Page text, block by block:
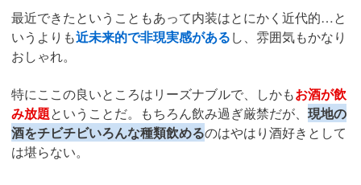
最近できたということもあって内装はとにかく近代的…と
いうよりも近未来的で非現実感があるし、雰囲気もかなり
おしゃれ。
特にここの良いところはリーズナブルで、しかもお酒が飲
み放題ということだ。もちろん飲み過ぎ厳禁だが、 現地の
酒をチビチビいろんな種類飲めるのはやはり酒好きとして
は堪らない。